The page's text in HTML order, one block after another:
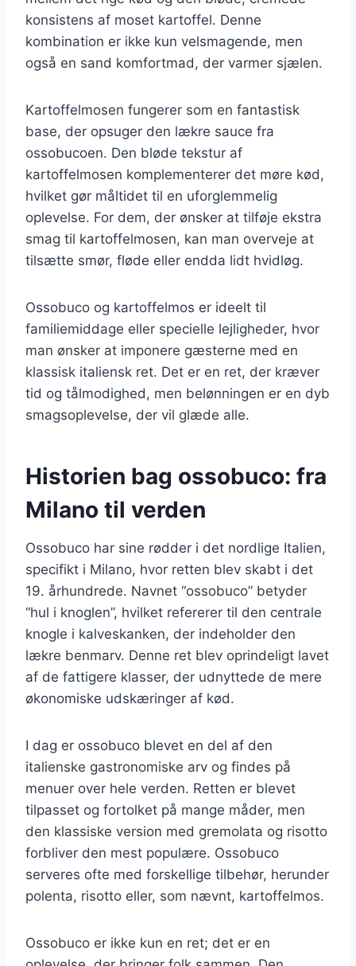
konsistens af moset kartoffel. Denne
kombination er ikke kun velsmagende, men
også en sand komfortmad, der varmer sjælen.
Kartoffelmosen fungerer som en fantastisk
base, der opsuger den lækre sauce fra
ossobucoen. Den bløde tekstur af
kartoffelmosen komplementerer det møre kød,
hvilket gør måltidet til en uforglemmelig
oplevelse. For dem, der ønsker at tilføje ekstra
smag til kartoffelmosen, kan man overveje at
tilsætte smør, fløde eller endda lidt hvidløg.
Ossobuco og kartoffelmos er ideelt til
familiemiddage eller specielle lejligheder, hvor
man ønsker at imponere gæsterne med en
klassisk italiensk ret. Det er en ret, der kræver
tid og tålmodighed, men belønningen er en dyb
smagsoplevelse, der vil glæde alle.
Historien bag ossobuco: fra
Milano til verden
Ossobuco har sine rødder i det nordlige Italien,
specifikt i Milano, hvor retten blev skabt i det
19. århundrede. Navnet “ossobuco” betyder
“hul i knoglen”, hvilket refererer til den centrale
knogle i kalveskanken, der indeholder den
lækre benmarv. Denne ret blev oprindeligt lavet
af de fattigere klasser, der udnyttede de mere
økonomiske udskæringer af kød.
I dag er ossobuco blevet en del af den
italienske gastronomiske arv og findes på
menuer over hele verden. Retten er blevet
tilpasset og fortolket på mange måder, men
den klassiske version med gremolata og risotto
forbliver den mest populære. Ossobuco
serveres ofte med forskellige tilbehør, herunder
polenta, risotto eller, som nævnt, kartoffelmos.
Ossobuco er ikke kun en ret; det er en